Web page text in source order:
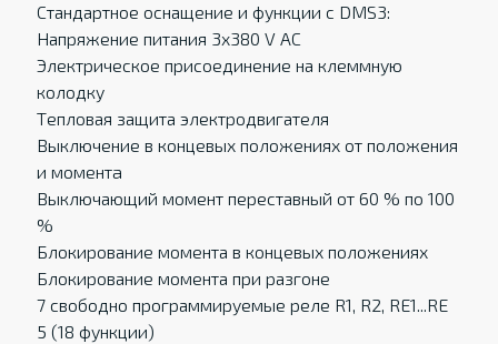
Стандартное оснащение и функции с DMS3:
Напряжение питания 3x380 V AC
Электрическое присоединение на клеммную
колодку
Tепловая защита электродвигателя
Выключение в концевых положениях от положения
и моментa
Выключающий момент переставный от 60 % по 100
%
Блокирование момента в концевых положениях
Блокирование момента при разгоне
7 свободно программируемые реле R1, R2, RE1...RE
5 (18 функции)